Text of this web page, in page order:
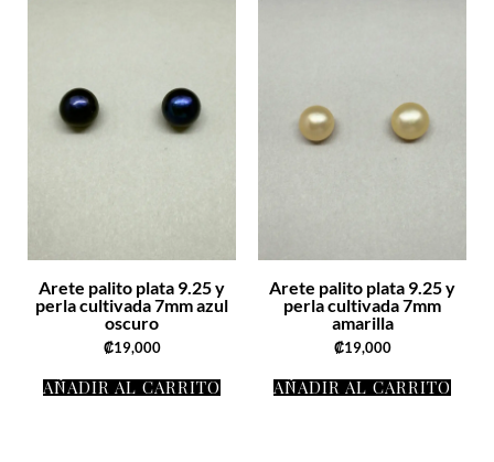
Arete palito plata 9.25 y
perla cultivada 7mm azul
oscuro
₡19,000
AÑADIR AL CARRITO
Arete palito plata 9.25 y
perla cultivada 7mm
amarilla
₡19,000
AÑADIR AL CARRITO